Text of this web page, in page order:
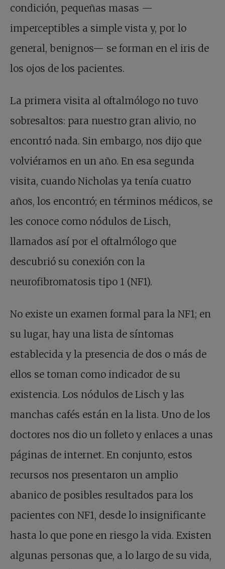
condición, pequeñas masas —
imperceptibles a simple vista y, por lo
general, benignos— se forman en el iris de
los ojos de los pacientes.
La primera visita al oftalmólogo no tuvo
sobresaltos: para nuestro gran alivio, no
encontró nada. Sin embargo, nos dijo que
volviéramos en un año. En esa segunda
visita, cuando Nicholas ya tenía cuatro
años, los encontró; en términos médicos, se
les conoce como nódulos de Lisch,
llamados así por el oftalmólogo que
descubrió su conexión con la
neurofibromatosis tipo 1 (NF1).
No existe un examen formal para la NF1; en
su lugar, hay una lista de síntomas
establecida y la presencia de dos o más de
ellos se toman como indicador de su
existencia. Los nódulos de Lisch y las
manchas cafés están en la lista. Uno de los
doctores nos dio un folleto y enlaces a unas
páginas de internet. En conjunto, estos
recursos nos presentaron un amplio
abanico de posibles resultados para los
pacientes con NF1, desde lo insignificante
hasta lo que pone en riesgo la vida. Existen
algunas personas que, a lo largo de su vida,